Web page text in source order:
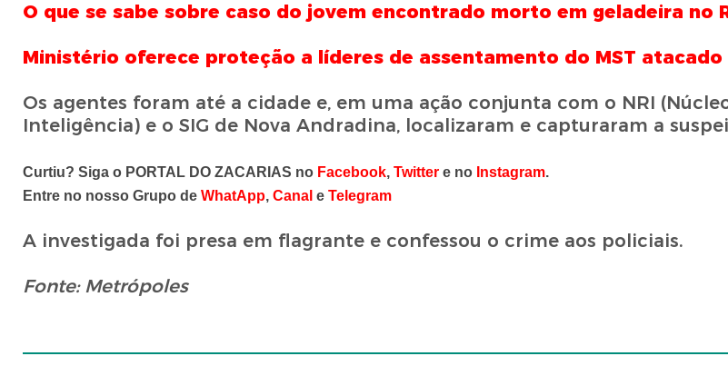
O que se sabe sobre caso do jovem encontrado morto em geladeira no
Ministério oferece proteção a líderes de assentamento do MST atacado
Os agentes foram até a cidade e, em uma ação conjunta com o NRI
Inteligência) e o SIG de Nova Andradina, localizaram e capturaram a
Curtiu? Siga o PORTAL DO ZACARIAS no Facebook, Twittere no Instagram.
Entre no nosso Grupo de WhatApp, Canal e Telegram
A investigada foi presa em flagrante e confessou o crime aos policiais.
Fonte: Metrópoles